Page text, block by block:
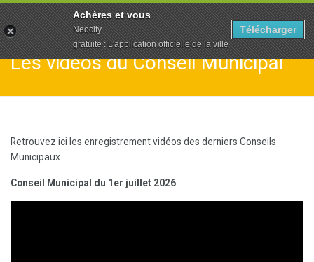
Les vidéos du Conseil Municipal
Retrouvez ici les enregistrement vidéos des derniers Conseils
Municipaux
Conseil Municipal du 1er juillet 2026
Achères et vous
Neocity
gratuite : L'application officielle de la ville
Télécharger